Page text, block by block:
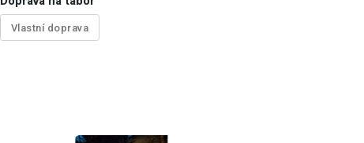
Vlastní doprava